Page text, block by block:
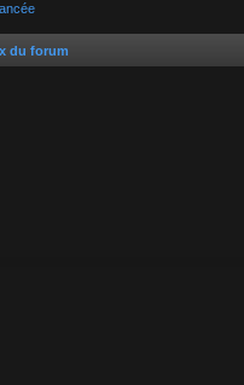
du forum